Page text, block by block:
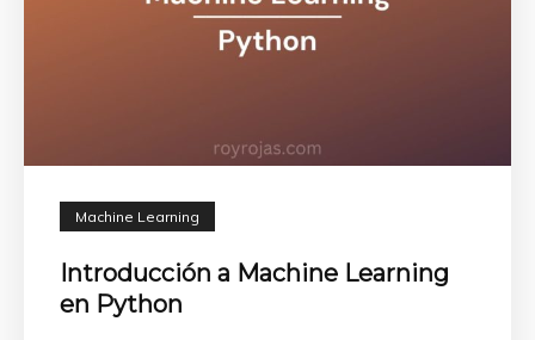
Machine Learning
Introducción a Machine Learning
en Python